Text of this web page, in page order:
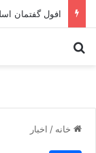
خانه / اخبار